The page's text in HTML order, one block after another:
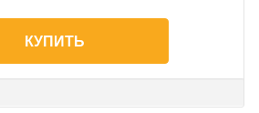
КУПИТЬ